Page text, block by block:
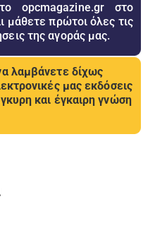
opcmagazine.gr στο
μάθετε πρώτοι όλες τις
της αγοράς μας.
λαμβάνετε δίχως
μας εκδόσεις
και έγκαιρη γνώση